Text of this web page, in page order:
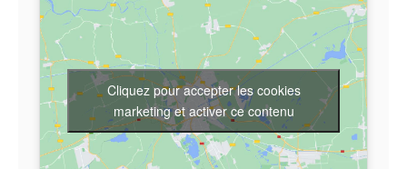
Cliquez pour accepter les cookies
marketing et activer ce contenu